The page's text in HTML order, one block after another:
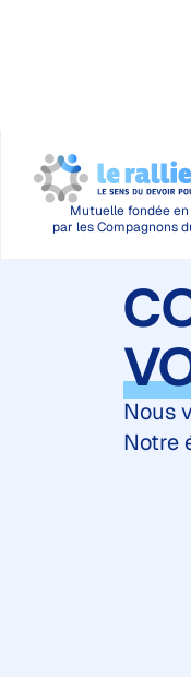
Mutuelle fondée en
par les Compagnons
Nous
Notre